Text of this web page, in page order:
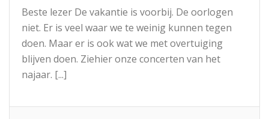
Beste lezer De vakantie is voorbij. De oorlogen
niet. Er is veel waar we te weinig kunnen tegen
doen. Maar er is ook wat we met overtuiging
blijven doen. Ziehier onze concerten van het
najaar. [...]